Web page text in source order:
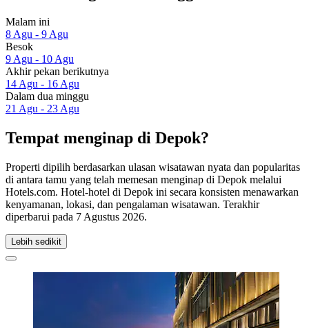
Malam ini
8 Agu - 9 Agu
Besok
9 Agu - 10 Agu
Akhir pekan berikutnya
14 Agu - 16 Agu
Dalam dua minggu
21 Agu - 23 Agu
Tempat menginap di Depok?
Properti dipilih berdasarkan ulasan wisatawan nyata dan popularitas
di antara tamu yang telah memesan menginap di Depok melalui
Hotels.com. Hotel-hotel di Depok ini secara konsisten menawarkan
kenyamanan, lokasi, dan pengalaman wisatawan. Terakhir
diperbarui pada 7 Agustus 2026.
Lebih sedikit